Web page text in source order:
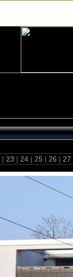
| 23 | 24 | 25 | 26 | 27